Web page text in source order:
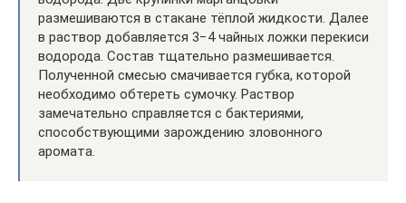
размешиваются в стакане тёплой жидкости. Далее
в раствор добавляется 3−4 чайных ложки перекиси
водорода. Состав тщательно размешивается.
Полученной смесью смачивается губка, которой
необходимо обтереть сумочку. Раствор
замечательно справляется с бактериями,
способствующими зарождению зловонного
аромата.